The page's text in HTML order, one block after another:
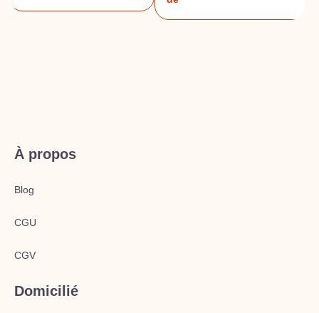
À propos
Blog
CGU
CGV
Domicilié